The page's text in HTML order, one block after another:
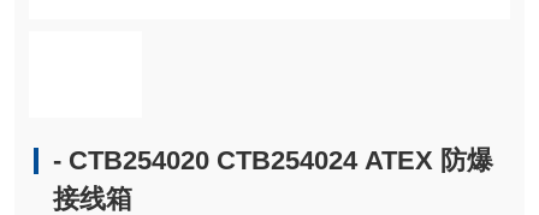
- CTB254020 CTB254024 ATEX 防爆
接线箱